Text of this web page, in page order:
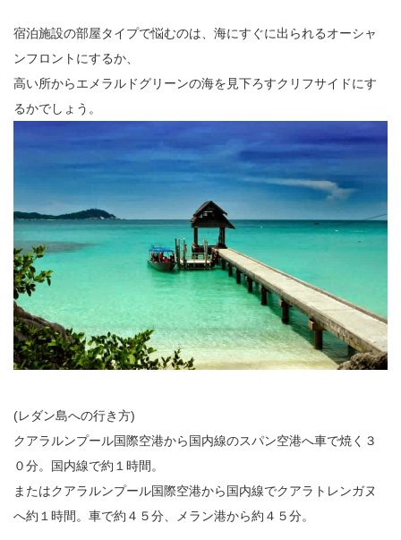
宿泊施設の部屋タイプで悩むのは、海にすぐに出られるオーシャ
ンフロントにするか、
高い所からエメラルドグリーンの海を見下ろすクリフサイドにす
るかでしょう。
(レダン島への行き方)
クアラルンプール国際空港から国内線のスパン空港へ車で焼く３
０分。国内線で約１時間。
またはクアラルンプール国際空港から国内線でクアラトレンガヌ
へ約１時間。車で約４５分、メラン港から約４５分。